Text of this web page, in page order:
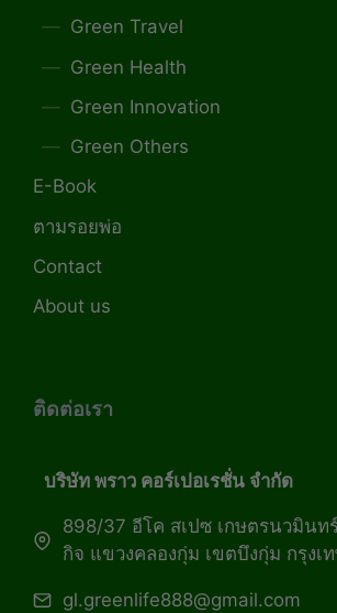
Green Travel
Green Health
Green Innovation
Green Others
E-Book
ตามรอยพ่อ
Contact
About us
ติดต่อเรา
บริษัท พราว คอร์เปอเรชั่น จำกัด
898/37 อีโค สเปซ เกษตรนวมินท
กิจ แขวงคลองกุ่ม เขตบึงกุ่ม กรุงเ
gl.greenlife888@gmail.com